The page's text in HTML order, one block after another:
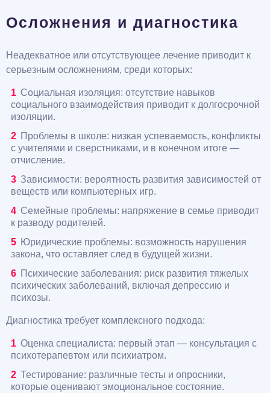
Осложнения и диагностика
Неадекватное или отсутствующее лечение приводит к
серьезным осложнениям, среди которых:
Социальная изоляция: отсутствие навыков
социального взаимодействия приводит к долгосрочной
изоляции.
Проблемы в школе: низкая успеваемость, конфликты
с учителями и сверстниками, и в конечном итоге —
отчисление.
Зависимости: вероятность развития зависимостей от
веществ или компьютерных игр.
Семейные проблемы: напряжение в семье приводит
к разводу родителей.
Юридические проблемы: возможность нарушения
закона, что оставляет след в будущей жизни.
Психические заболевания: риск развития тяжелых
психических заболеваний, включая депрессию и
психозы.
Диагностика требует комплексного подхода:
Оценка специалиста: первый этап — консультация с
психотерапевтом или психиатром.
Тестирование: различные тесты и опросники,
которые оценивают эмоциональное состояние.